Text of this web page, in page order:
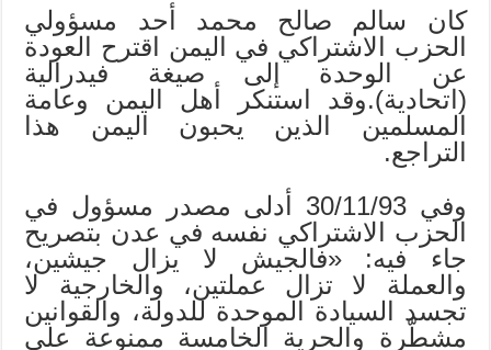
كان سالم صالح محمد أحد مسؤولي
الحزب الاشتراكي في اليمن اقترح العودة
عن الوحدة إلى صيغة فيدرالية
(اتحادية).وقد استنكر أهل اليمن وعامة
المسلمين الذين يحبون اليمن هذا
التراجع.
وفي 30/11/93 أدلى مصدر مسؤول في
الحزب الاشتراكي نفسه في عدن بتصريح
جاء فيه: «فالجيش لا يزال جيشين،
والعملة لا تزال عملتين، والخارجية لا
تجسد السيادة الموحدة للدولة، والقوانين
مشطّرة والحرية الخامسة ممنوعة على